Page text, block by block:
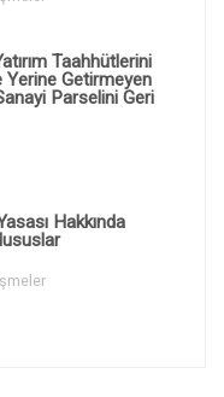
Taahhütlerini
Yerine Getirmeyen
Parselini Geri
Hakkında